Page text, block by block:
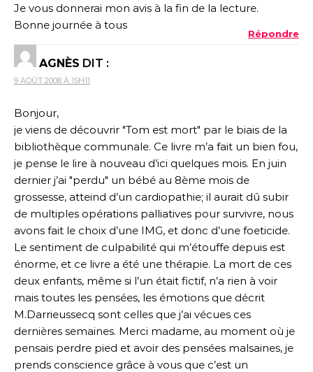
Je vous donnerai mon avis à la fin de la lecture.
Bonne journée à tous
Répondre
AGNÈS DIT :
9 AOÛT 2008 À 15H11
Bonjour,
je viens de découvrir "Tom est mort" par le biais de la
bibliothèque communale. Ce livre m’a fait un bien fou,
je pense le lire à nouveau d’ici quelques mois. En juin
dernier j’ai "perdu" un bébé au 8ème mois de
grossesse, atteind d’un cardiopathie; il aurait dû subir
de multiples opérations palliatives pour survivre, nous
avons fait le choix d’une IMG, et donc d’une foeticide.
Le sentiment de culpabilité qui m’étouffe depuis est
énorme, et ce livre a été une thérapie. La mort de ces
deux enfants, même si l’un était fictif, n’a rien à voir
mais toutes les pensées, les émotions que décrit
M.Darrieussecq sont celles que j’ai vécues ces
dernières semaines. Merci madame, au moment où je
pensais perdre pied et avoir des pensées malsaines, je
prends conscience grâce à vous que c’est un